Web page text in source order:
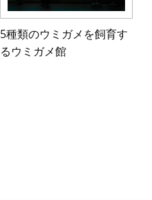
5種類のウミガメを飼育す
るウミガメ館